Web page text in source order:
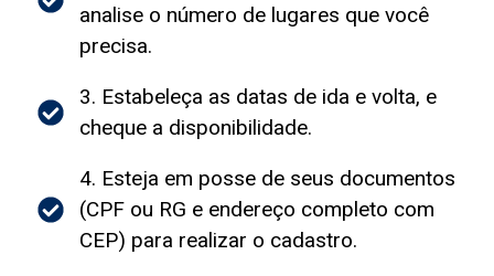
analise o número de lugares que você
precisa.
3. Estabeleça as datas de ida e volta, e
cheque a disponibilidade.
4. Esteja em posse de seus documentos
(CPF ou RG e endereço completo com
CEP) para realizar o cadastro.